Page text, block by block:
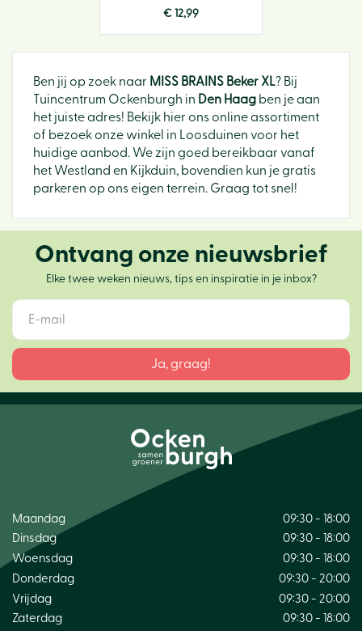
€ 12,99
Ben jij op zoek naar MISS BRAINS Beker XL? Bij
Tuincentrum Ockenburgh in Den Haag ben je aan
het juiste adres! Bekijk hier ons online assortiment
of bezoek onze winkel in Loosduinen voor het
huidige aanbod. We zijn goed bereikbaar vanaf
het Westland en Kijkduin, bovendien kun je gratis
parkeren op ons eigen terrein. Graag tot snel!
Ontvang onze nieuwsbrief
Elke twee weken nieuws, tips en inspiratie in je inbox?
Maandag
09:30 - 18:00
Dinsdag
09:30 - 18:00
Woensdag
09:30 - 18:00
Donderdag
09:30 - 20:00
Vrijdag
09:30 - 20:00
Zaterdag
09:30 - 18:00